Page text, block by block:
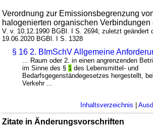
Verordnung zur Emissionsbegrenzung
halogenierten organischen Verbindungen
V. v. 10.12.1990 BGBl. I S. 2694; zuletzt geändert
19.06.2020 BGBl. I S. 1328
§ 16 2. BImSchV Allgemeine
... Raum oder 2. in einen angrenzenden
im Sinne des § 1 des Lebensmittel- und
Bedarfsgegenständegesetzes hergestellt,
Verkehr ...
Inhaltsverzeichnis |
Zitate in Änderungsvorschriften